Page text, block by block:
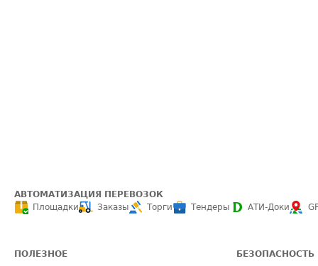
АВТОМАТИЗАЦИЯ ПЕРЕВОЗОК
Площадки
Заказы Торги Тендеры АТИ-Доки
ПОЛЕЗНОЕ БЕЗОПАСНОСТЬ